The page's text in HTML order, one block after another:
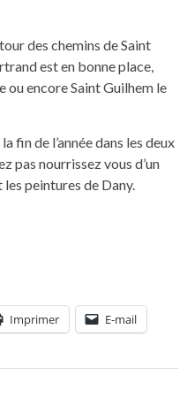
des chemins de Saint
est en bonne place,
ou encore Saint Guilhem le
fin de l’année dans les deux
pas nourrissez vous d’un
peintures de Dany.
Imprimer E-mail